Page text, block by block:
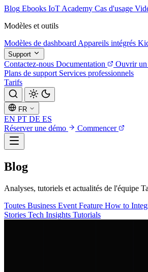
Blog Ebooks IoT Academy Cas d'usage
Modèles et outils
Modèles de dashboard Appareils intégrés
Support
Contactez-nous Documentation Ouvrir
Plans de support Services professionnels
Tarifs
FR
EN PT DE ES
Réserver une démo
Commencer
Blog
Analyses, tutoriels et actualités de l'équipe
Toutes Business Event Feature How to
Stories Tech Insights Tutorials